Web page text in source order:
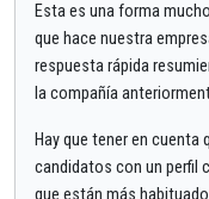
Esta es una forma
que hace nuestra
respuesta rápida
la compañía
Hay que tener en
candidatos con un perfil